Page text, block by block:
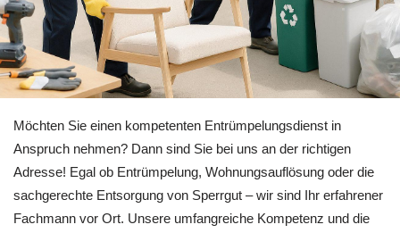
Profitieren Sie von Entrümpelung für Loffenau bei
Möchten Sie einen kompetenten Entrümpelungsdienst in
Anspruch nehmen? Dann sind Sie bei uns an der richtigen
Adresse! Egal ob Entrümpelung, Wohnungsauflösung oder die
sachgerechte Entsorgung von Sperrgut – wir sind Ihr erfahrener
Fachmann vor Ort. Unsere umfangreiche Kompetenz und die